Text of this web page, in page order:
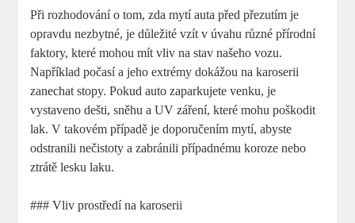
Při rozhodování o tom, zda mytí auta před přezutím je
opravdu nezbytné, je důležité vzít v úvahu různé přírodní
faktory, které mohou mít vliv na stav našeho vozu.
Například počasí a jeho extrémy dokážou na karoserii
zanechat stopy. Pokud auto zaparkujete venku, je
vystaveno dešti, sněhu a UV záření, které mohu poškodit
lak. V takovém případě je doporučením mytí, abyste
odstranili nečistoty a zabránili případnému koroze nebo
ztrátě lesku laku.
### Vliv prostředí na karoserii